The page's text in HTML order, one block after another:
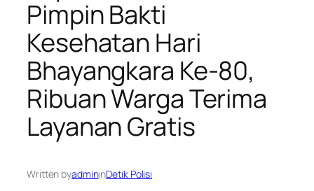
Pimpin Bakti
Kesehatan Hari
Bhayangkara Ke-80,
Ribuan Warga Terima
Layanan Gratis
Written byadmininDetik Polisi